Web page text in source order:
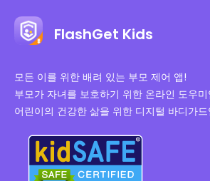
FlashGet Kids
모든 이를 위한 배려 있는 부모 제어 앱!
부모가 자녀를 보호하기 위한 온라인 도우미
어린이의 건강한 삶을 위한 디지털 바디가드